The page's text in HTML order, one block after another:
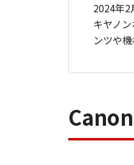
2024年2
キヤノ
ンツや